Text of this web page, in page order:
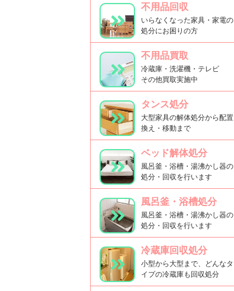
不用品回収
いらなくなった家具・家電の
処分にお困りの方
不用品買取
冷蔵庫・洗濯機・テレビ
その他買取実施中
タンス処分
大型家具の解体処分から配置
換え・移動まで
ベッド解体処分
風呂釜・浴槽・湯沸かし器の
処分・回収を行います
風呂釜・浴槽処分
風呂釜・浴槽・湯沸かし器の
処分・回収を行います
冷蔵庫回収処分
小型から大型まで、どんなタ
イプの冷蔵庫も回収処分